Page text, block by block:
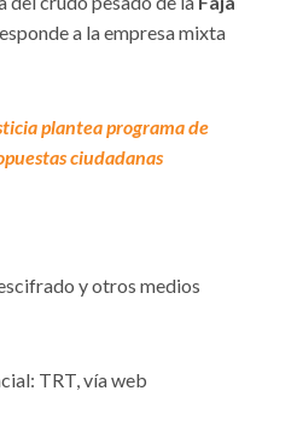
a la empresa mixta
plantea programa de
ciudadanas
y otros medios
TRT, vía web